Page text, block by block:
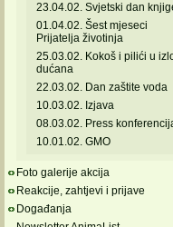
23.04.02. Svjetski dan
01.04.02. Šest mjeseci
Prijatelja životinja
25.03.02. Kokoš i pilići u
dućana
22.03.02. Dan zaštite voda
10.03.02. Izjava
08.03.02. Press
10.01.02. GMO
Foto galerije akcija
Reakcije, zahtjevi i prijave
Događanja